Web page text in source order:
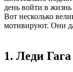
день войти в
Вот несколько
мотивируют. Они
1. Леди Гага